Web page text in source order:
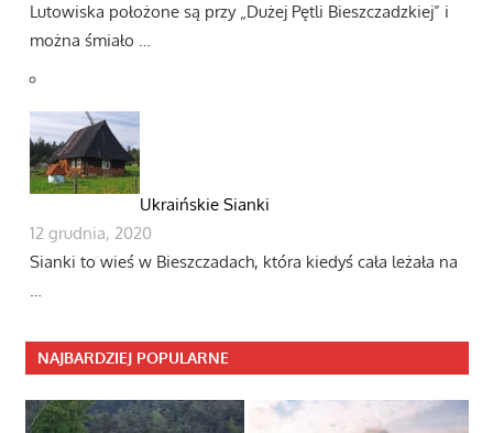
Lutowiska położone są przy „Dużej Pętli Bieszczadzkiej” i
można śmiało …
Ukraińskie Sianki
12 grudnia, 2020
Sianki to wieś w Bieszczadach, która kiedyś cała leżała na
…
NAJBARDZIEJ POPULARNE